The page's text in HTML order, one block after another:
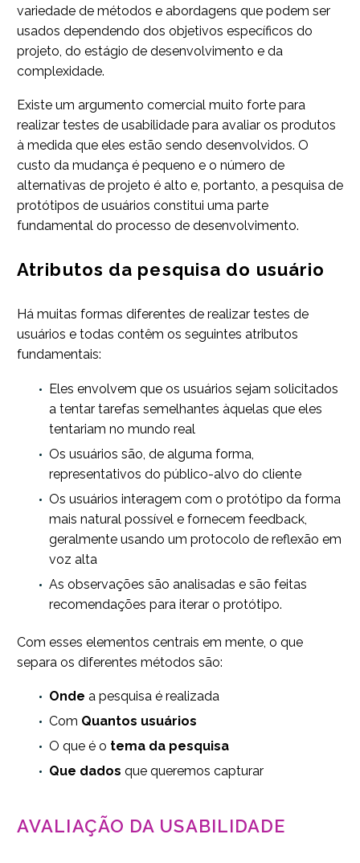
variedade de métodos e abordagens que podem ser
usados dependendo dos objetivos específicos do
projeto, do estágio de desenvolvimento e da
complexidade.
Existe um argumento comercial muito forte para
realizar testes de usabilidade para avaliar os produtos
à medida que eles estão sendo desenvolvidos. O
custo da mudança é pequeno e o número de
alternativas de projeto é alto e, portanto, a pesquisa de
protótipos de usuários constitui uma parte
fundamental do processo de desenvolvimento.
Atributos da pesquisa do usuário
Há muitas formas diferentes de realizar testes de
usuários e todas contêm os seguintes atributos
fundamentais:
Eles envolvem que os usuários sejam solicitados
a tentar tarefas semelhantes àquelas que eles
tentariam no mundo real
Os usuários são, de alguma forma,
representativos do público-alvo do cliente
Os usuários interagem com o protótipo da forma
mais natural possível e fornecem feedback,
geralmente usando um protocolo de reflexão em
voz alta
As observações são analisadas e são feitas
recomendações para iterar o protótipo.
Com esses elementos centrais em mente, o que
separa os diferentes métodos são:
Onde a pesquisa é realizada
Com Quantos usuários
O que é o tema da pesquisa
Que dados que queremos capturar
AVALIAÇÃO DA USABILIDADE